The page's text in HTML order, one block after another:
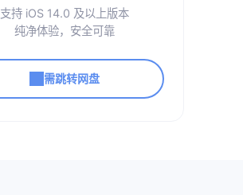
支持 iOS 14.0 及以上版本
纯净体验，安全可靠
需跳转网盘